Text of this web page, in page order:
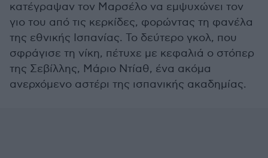
κατέγραψαν τον Μαρσέλο να εμψυχώνει τον
γιο του από τις κερκίδες, φορώντας τη φανέλα
της εθνικής Ισπανίας. Το δεύτερο γκολ, που
σφράγισε τη νίκη, πέτυχε με κεφαλιά ο στόπερ
της Σεβίλλης, Μάριο Ντίαθ, ένα ακόμα
ανερχόμενο αστέρι της ισπανικής ακαδημίας.